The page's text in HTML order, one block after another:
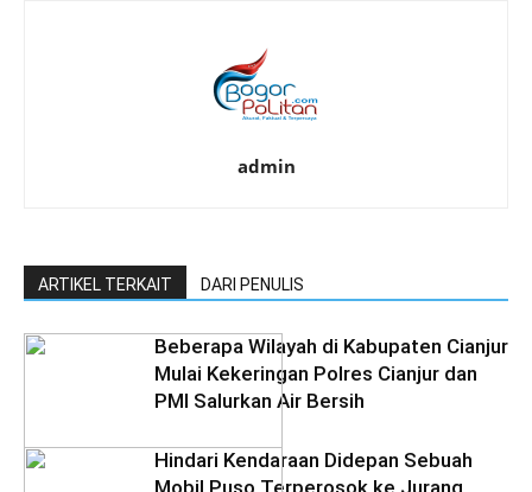
admin
ARTIKEL TERKAIT DARI PENULIS
Beberapa Wilayah di Kabupaten Cianjur
Mulai Kekeringan Polres Cianjur dan
PMI Salurkan Air Bersih
Hindari Kendaraan Didepan Sebuah